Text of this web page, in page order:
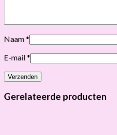
Naam*
E-mail*
Gerelateerde producten